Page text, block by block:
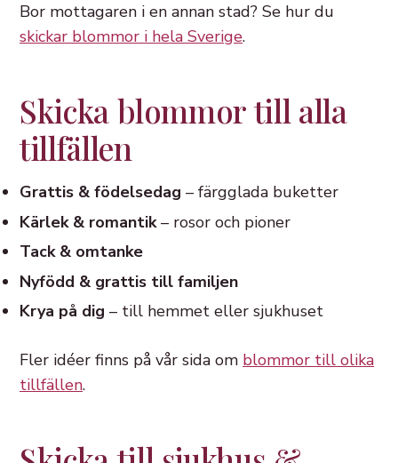
Bor mottagaren i en annan stad? Se hur du
skickar blommor i hela Sverige.
Skicka blommor till alla
tillfällen
Grattis & födelsedag – färgglada buketter
Kärlek & romantik– rosor och pioner
Tack & omtanke
Nyfödd & grattis till familjen
Krya på dig – till hemmet eller sjukhuset
Fler idéer finns på vår sida om blommor till olika
tillfällen.